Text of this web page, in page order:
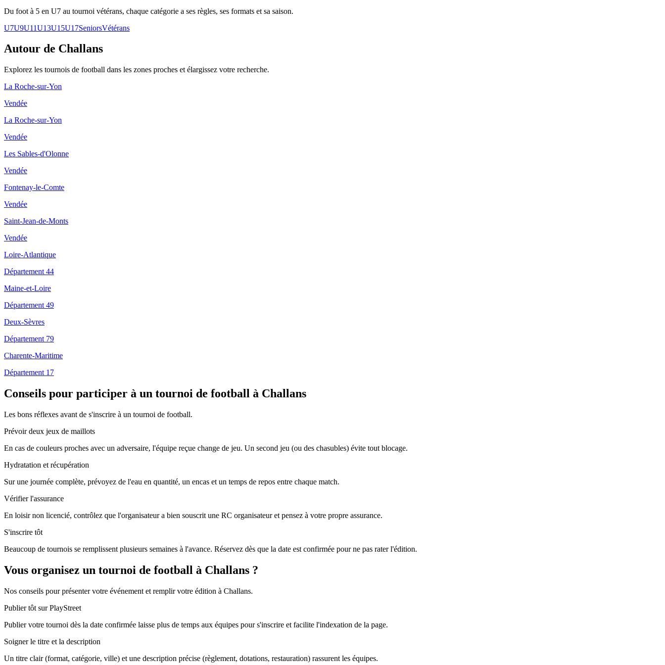
Du foot à 5 en U7 au tournoi vétérans, chaque catégorie a ses règles, ses formats et sa saison.
U7U9U11U13U15U17SeniorsVétérans
Autour de Challans
Explorez les tournois de football dans les zones proches et élargissez votre recherche.
La Roche-sur-Yon
Vendée
La Roche-sur-Yon
Vendée
Les Sables-d'Olonne
Vendée
Fontenay-le-Comte
Vendée
Saint-Jean-de-Monts
Vendée
Loire-Atlantique
Département 44
Maine-et-Loire
Département 49
Deux-Sèvres
Département 79
Charente-Maritime
Département 17
Conseils pour participer à un tournoi de football à Challans
Les bons réflexes avant de s'inscrire à un tournoi de football.
Prévoir deux jeux de maillots
En cas de couleurs proches avec un adversaire, l'équipe reçue change de jeu. Un second jeu (ou des chasubles) évite tout blocage.
Hydratation et récupération
Sur une journée complète, prévoyez de l'eau en quantité, un encas et un temps de repos entre chaque match.
Vérifier l'assurance
En loisir non licencié, contrôlez que l'organisateur a bien souscrit une RC organisateur et pensez à votre propre assurance.
S'inscrire tôt
Beaucoup de tournois se remplissent plusieurs semaines à l'avance. Réservez dès que la date est confirmée pour ne pas rater l'édition.
Vous organisez un tournoi de football à Challans ?
Nos conseils pour présenter votre événement et remplir votre édition à Challans.
Publier tôt sur PlayStreet
Publier votre tournoi dès la date confirmée laisse plus de temps aux équipes pour s'inscrire et facilite l'indexation de la page.
Soigner le titre et la description
Un titre clair (format, catégorie, ville) et une description précise (règlement, dotations, restauration) rassurent les équipes.